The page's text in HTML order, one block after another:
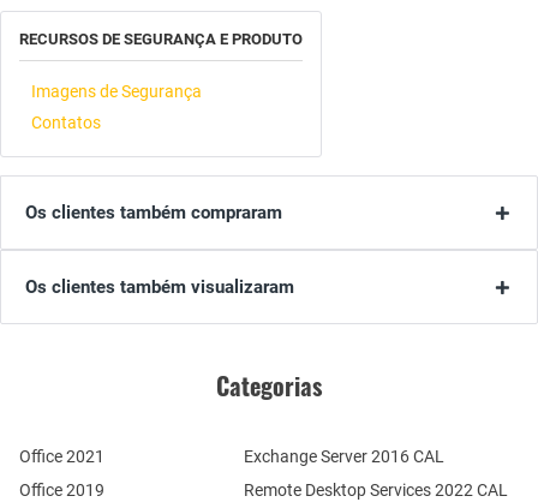
RECURSOS DE SEGURANÇA E PRODUTO
Imagens de Segurança
Contatos
Os clientes também compraram
Os clientes também visualizaram
Categorias
Office 2021
Office 2019
Remote Desktop Services 2022 CAL
Exchange Server 2016 CAL